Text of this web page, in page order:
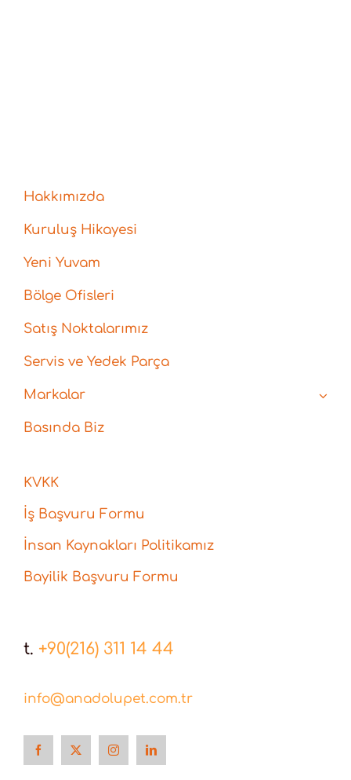
Hakkımızda
Kuruluş Hikayesi
Yeni Yuvam
Bölge Ofisleri
Satış Noktalarımız
Servis ve Yedek Parça
Markalar
Basında Biz
KVKK
İş Başvuru Formu
İnsan Kaynakları Politikamız
Bayilik Başvuru Formu
t. +90(216) 311 14 44
info@anadolupet.com.tr